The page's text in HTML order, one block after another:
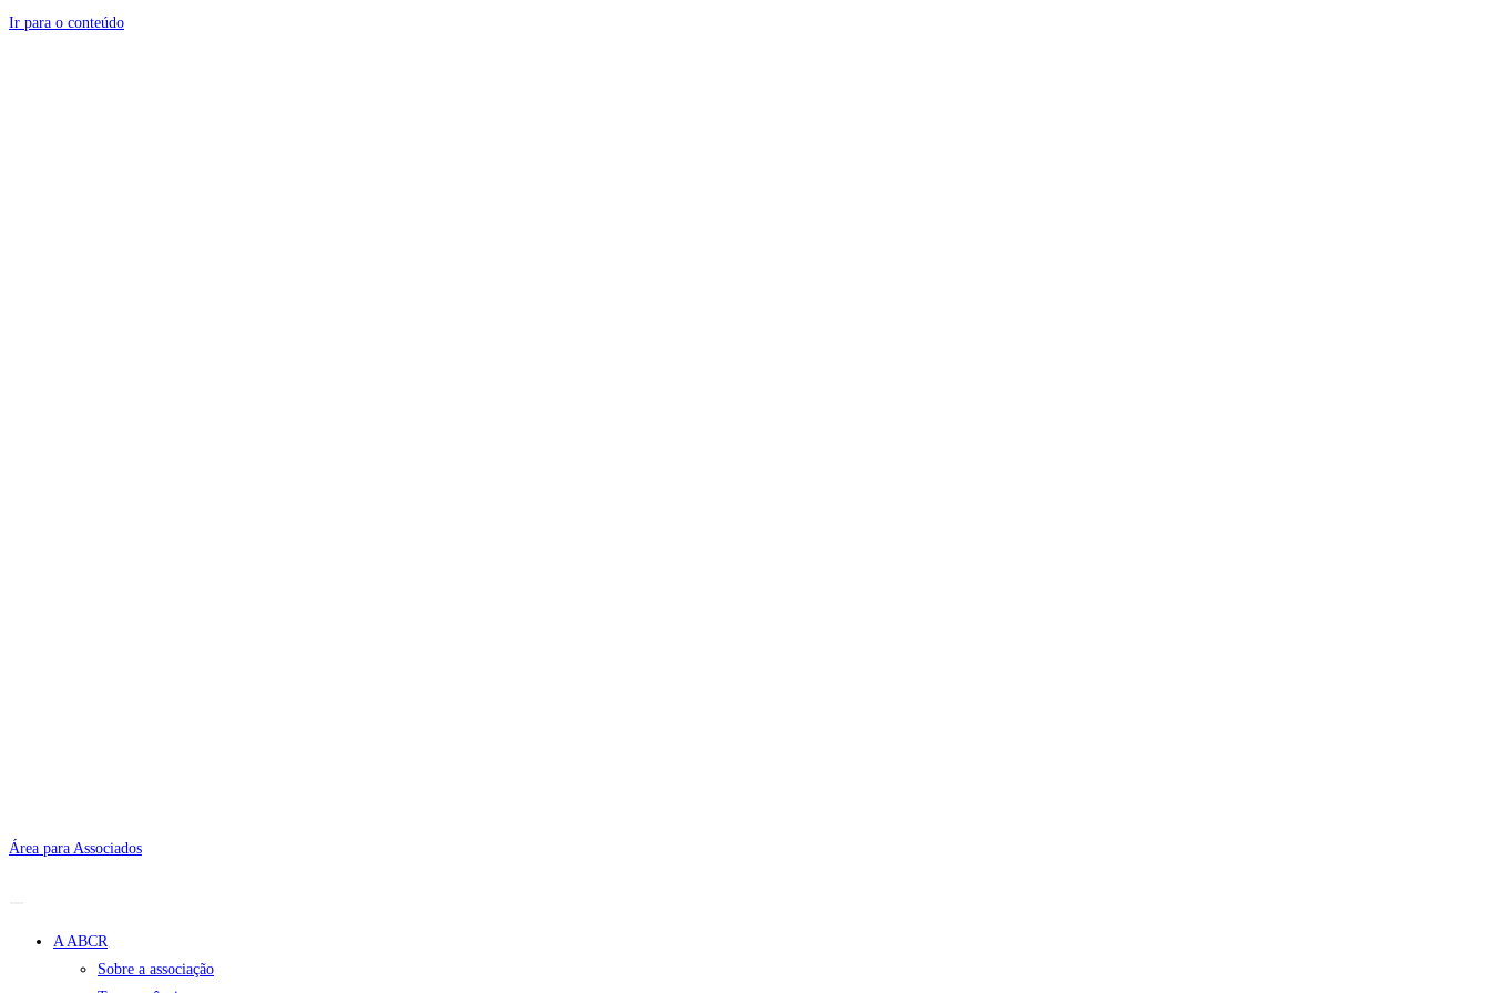
Ir para o conteúdo
Área para Associados
A ABCR
Sobre a associação